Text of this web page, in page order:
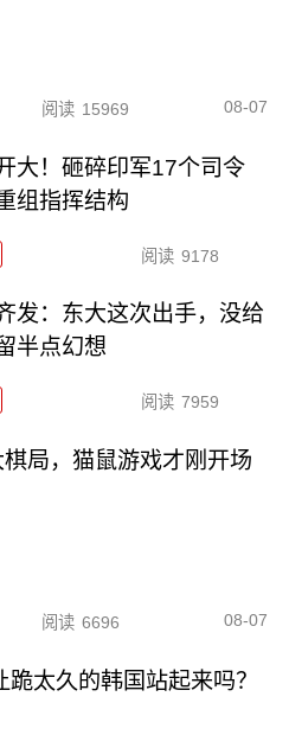
阅读 15969 08-07
大！砸碎印军17个司令
组指挥结构
阅读 9178
发：东大这次出手，没给
半点幻想
阅读 7959
局，猫鼠游戏才刚开场
阅读 6696 08-07
太久的韩国站起来吗？